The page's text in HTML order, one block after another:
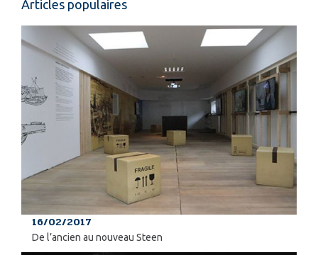
Articles populaires
16/02/2017
De l’ancien au nouveau Steen